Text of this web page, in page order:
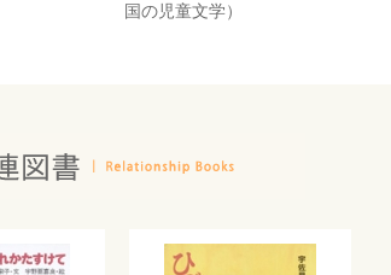
国の児童文学）